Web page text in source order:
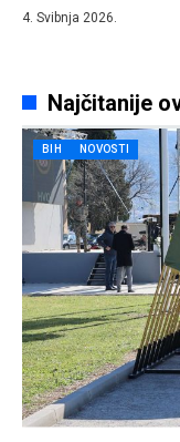
4. Svibnja 2026.
Najčitanije
BIH NOVOSTI